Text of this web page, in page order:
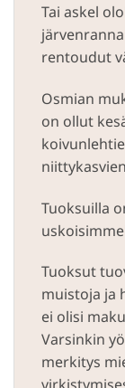
Tai askel
rentoudut
Osmian
on ollut
Tuoksuilla
Tuoksut
muistoja ja
ei olisi
Varsinkin
merkitys